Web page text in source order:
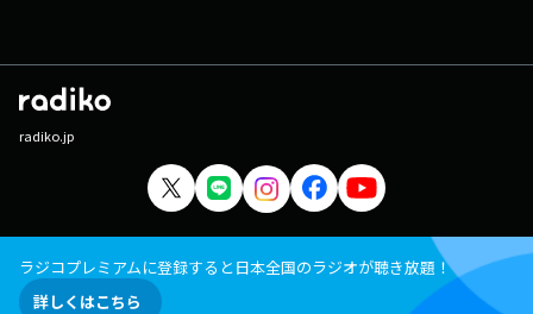
radiko.jp
ラジコプレミアムに登録すると日本全国のラジオが聴き放題！
詳しくはこちら